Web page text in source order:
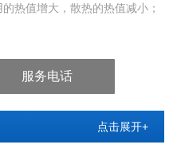
热值增大，散热的热值减小；
服务电话
点击展开+